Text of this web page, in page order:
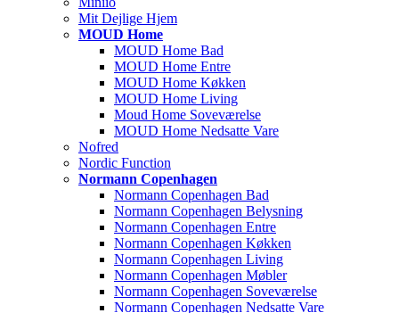
Mit Dejlige Hjem
MOUD Home
MOUD Home Bad
MOUD Home Entre
MOUD Home Køkken
MOUD Home Living
Moud Home Soveværelse
MOUD Home Nedsatte Vare
Nofred
Nordic Function
Normann Copenhagen
Normann Copenhagen Bad
Normann Copenhagen Belysning
Normann Copenhagen Entre
Normann Copenhagen Køkken
Normann Copenhagen Living
Normann Copenhagen Møbler
Normann Copenhagen Soveværelse
Normann Copenhagen Nedsatte Vare